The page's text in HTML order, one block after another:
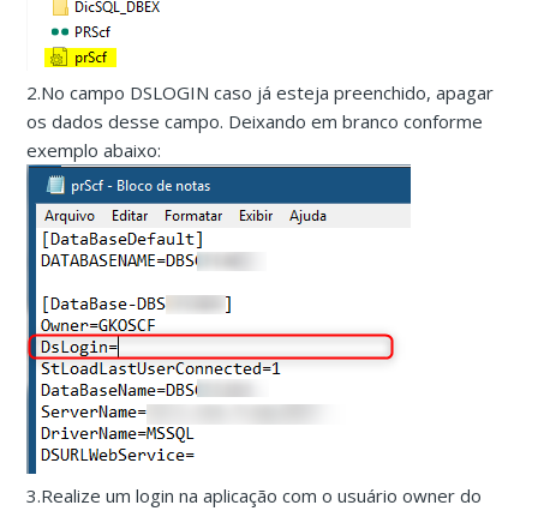
2.No campo DSLOGIN caso já esteja preenchido, apagar
os dados desse campo. Deixando em branco conforme
exemplo abaixo:
3.Realize um login na aplicação com o usuário owner do